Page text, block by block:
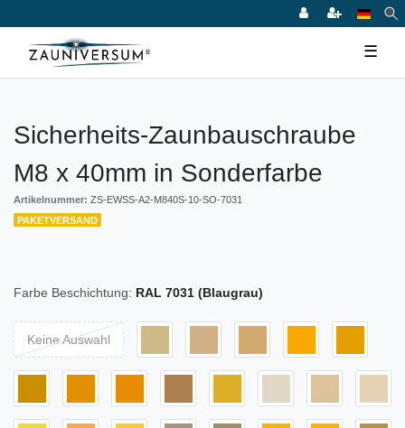
☰
Sicherheits-Zaunbauschraube
M8 x 40mm in Sonderfarbe
Artikelnummer: ZS-EWSS-A2-M840S-10-SO-7031
PAKETVERSAND
Farbe Beschichtung: RAL 7031 (Blaugrau)
Keine Auswahl